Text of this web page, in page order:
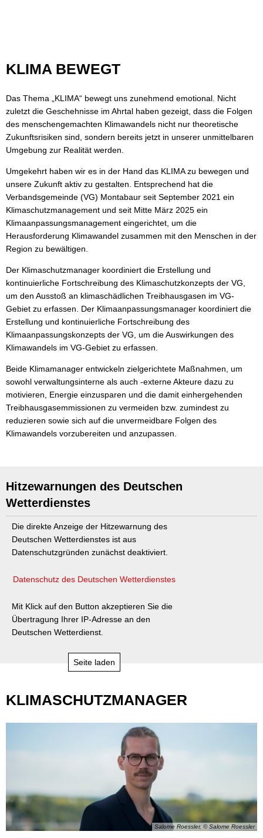
Hitzeschutz
Klimaanpassung: Infos & Impulse
Klimaschutz: Infos & Impulse
Refill in der VG Montabaur
Klimaschutz: Infos & Impulse
Quartierskonzepte
Kommunale Wärmeplanung
Klima
KLIMA BEWEGT
Das Thema „KLIMA“ bewegt uns zunehmend emotional. Nicht
zuletzt die Geschehnisse im Ahrtal haben gezeigt, dass die Folgen
des menschengemachten Klimawandels nicht nur theoretische
Zukunftsrisiken sind, sondern bereits jetzt in unserer unmittelbaren
Umgebung zur Realität werden.
Umgekehrt haben wir es in der Hand das KLIMA zu bewegen und
unsere Zukunft aktiv zu gestalten. Entsprechend hat die
Verbandsgemeinde (VG) Montabaur seit September 2021 ein
Klimaschutzmanagement und seit Mitte März 2025 ein
Klimaanpassungsmanagement eingerichtet, um die
Herausforderung Klimawandel zusammen mit den Menschen in der
Region zu bewältigen.
Der Klimaschutzmanager koordiniert die Erstellung und
kontinuierliche Fortschreibung des Klimaschutzkonzepts der VG,
um den Ausstoß an klimaschädlichen Treibhausgasen im VG-
Gebiet zu erfassen. Der Klimaanpassungsmanager koordiniert die
Erstellung und kontinuierliche Fortschreibung des
Klimaanpassungskonzepts der VG, um die Auswirkungen des
Klimawandels im VG-Gebiet zu erfassen.
Beide Klimamanager entwickeln zielgerichtete Maßnahmen, um
sowohl verwaltungsinterne als auch -externe Akteure dazu zu
motivieren, Energie einzusparen und die damit einhergehenden
Treibhausgasemmissionen zu vermeiden bzw. zumindest zu
reduzieren sowie sich auf die unvermeidbare Folgen des
Klimawandels vorzubereiten und anzupassen.
Hitzewarnungen des Deutschen
Wetterdienstes
Die direkte Anzeige der Hitzewarnung des
Deutschen Wetterdienstes ist aus
Datenschutzgründen zunächst deaktiviert.
Datenschutz des Deutschen Wetterdienstes
Mit Klick auf den Button akzeptieren Sie die
Übertragung Ihrer IP-Adresse an den
Deutschen Wetterdienst.
Seite laden
KLIMASCHUTZMANAGER
Salome Roessler, © Salome Roessler